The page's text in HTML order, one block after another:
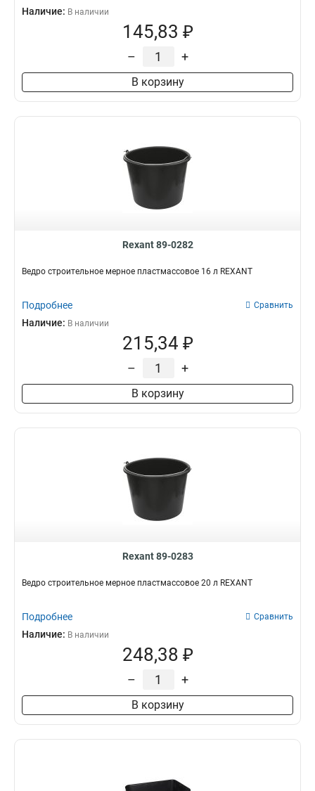
Наличие: В наличии
145,83 ₽
– +
В корзину
Rexant 89-0282
Ведро строительное мерное пластмассовое 16 л REXANT
Подробнее Сравнить
Наличие: В наличии
215,34 ₽
– +
В корзину
Rexant 89-0283
Ведро строительное мерное пластмассовое 20 л REXANT
Подробнее Сравнить
Наличие: В наличии
248,38 ₽
– +
В корзину